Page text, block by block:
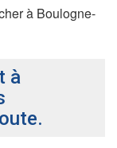
à Boulogne-
à